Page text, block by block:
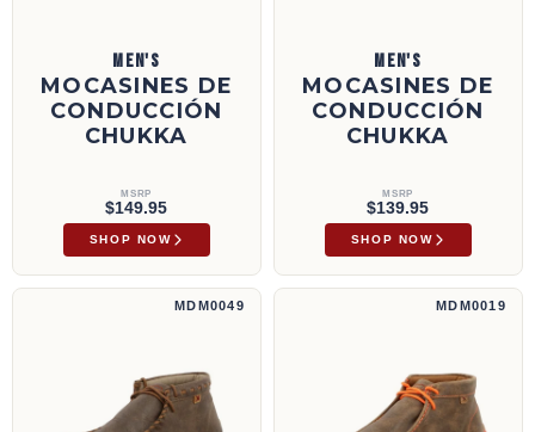
MEN'S
MOCASINES DE
CONDUCCIÓN
CHUKKA
MSRP
$149.95
SHOP NOW
MEN'S
MOCASINES DE
CONDUCCIÓN
CHUKKA
MSRP
$139.95
SHOP NOW
Mocasines de conducción Chukka | MDM0049
MDM0049
Mocasines de conducción Chukka |
MDM0019